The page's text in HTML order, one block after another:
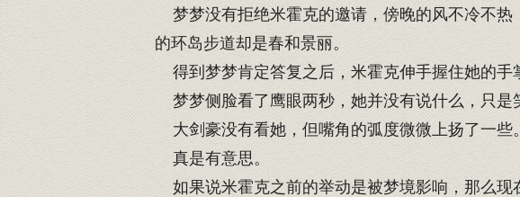
梦梦没有拒绝米霍克的邀请，傍晚的风不冷不热
的环岛步道却是春和景丽。
得到梦梦肯定答复之后，米霍克伸手握住她的手
梦梦侧脸看了鹰眼两秒，她并没有说什么，只是
大剑豪没有看她，但嘴角的弧度微微上扬了一些。
真是有意思。
如果说米霍克之前的举动是被梦境影响，那么现